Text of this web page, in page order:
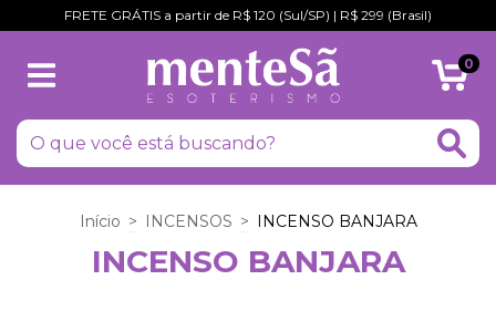
FRETE GRÁTIS a partir de R$ 120 (Sul/SP) | R$ 299 (Brasil)
0
Início > INCENSOS > INCENSO BANJARA
INCENSO BANJARA